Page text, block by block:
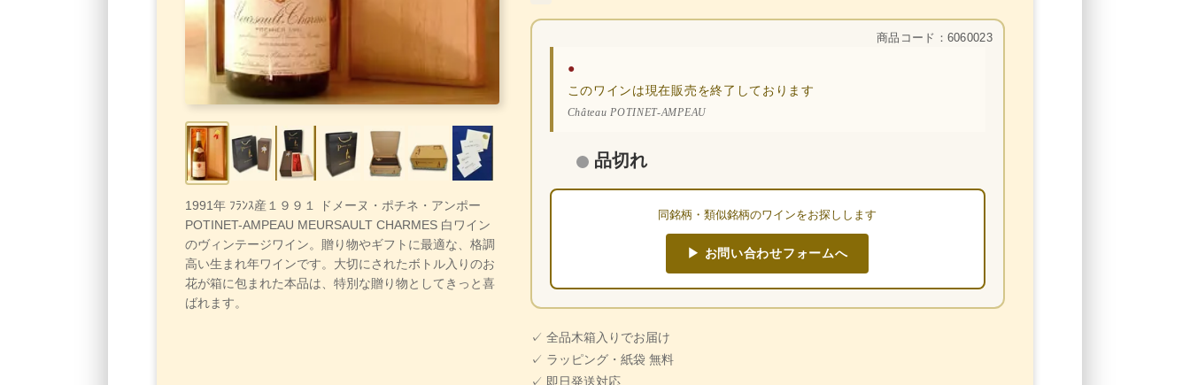
1991年 ﾌﾗﾝｽ産１９９１ ドメーヌ・ポチネ・アンポー
POTINET-AMPEAU MEURSAULT CHARMES 白ワイン
のヴィンテージワイン。贈り物やギフトに最適な、格調
高い生まれ年ワインです。大切にされたボトル入りのお
花が箱に包まれた本品は、特別な贈り物としてきっと喜
ばれます。
商品コード：6060023
●
このワインは現在販売を終了しております
Château POTINET-AMPEAU
品切れ
同銘柄・類似銘柄のワインをお探しします
▶ お問い合わせフォームへ
✓ 全品木箱入りでお届け
✓ ラッピング・紙袋 無料
✓ 即日発送対応